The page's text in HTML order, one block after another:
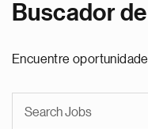
Buscador
Encuentre